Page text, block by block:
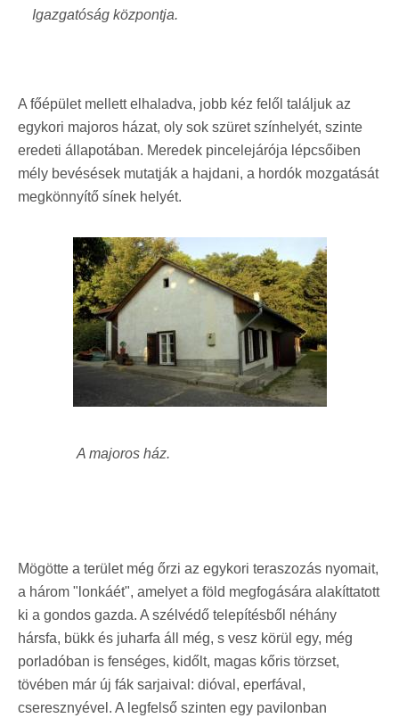
Igazgatóság központja.
A főépület mellett elhaladva, jobb kéz felől találjuk az
egykori majoros házat, oly sok szüret színhelyét, szinte
eredeti állapotában. Meredek pincelejárója lépcsőiben
mély bevésések mutatják a hajdani, a hordók mozgatását
megkönnyítő sínek helyét.
A majoros ház.
Mögötte a terület még őrzi az egykori teraszozás nyomait,
a három "lonkáét", amelyet a föld megfogására alakíttatott
ki a gondos gazda. A szélvédő telepítésből néhány
hársfa, bükk és juharfa áll még, s vesz körül egy, még
porladóban is fenséges, kidőlt, magas kőris törzset,
tövében már új fák sarjaival: dióval, eperfával,
cseresznyével. A legfelső szinten egy pavilonban